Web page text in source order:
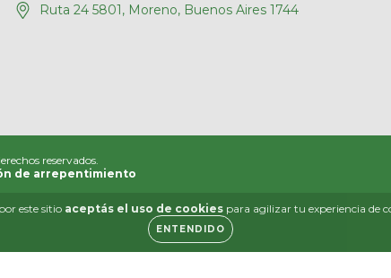
este sitio aceptás el uso de cookies para agilizar tu experiencia de
ENTENDIDO
Ruta 24 5801, Moreno, Buenos Aires 1744
reservados.
de arrepentimiento